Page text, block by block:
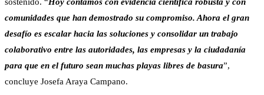
sostenido. “Hoy contamos con evidencia científica robusta y con
comunidades que han demostrado su compromiso. Ahora el gran
desafío es escalar hacia las soluciones y consolidar un trabajo
colaborativo entre las autoridades, las empresas y la ciudadanía
para que en el futuro sean muchas playas libres de basura”,
concluye Josefa Araya Campano.